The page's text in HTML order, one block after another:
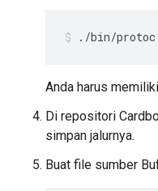
./bin/
Anda harus memiliki
Di repositori
simpan jalurnya.
Buat file sumber